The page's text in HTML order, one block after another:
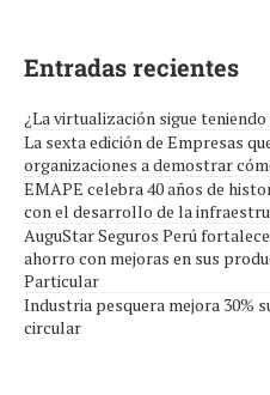
Entradas recientes
¿La virtualización sigue
La sexta edición de Empresas
organizaciones a demostrar
EMAPE celebra 40 años de
con el desarrollo de la
AuguStar Seguros Perú
ahorro con mejoras en sus
Particular
Industria pesquera mejora 30%
circular